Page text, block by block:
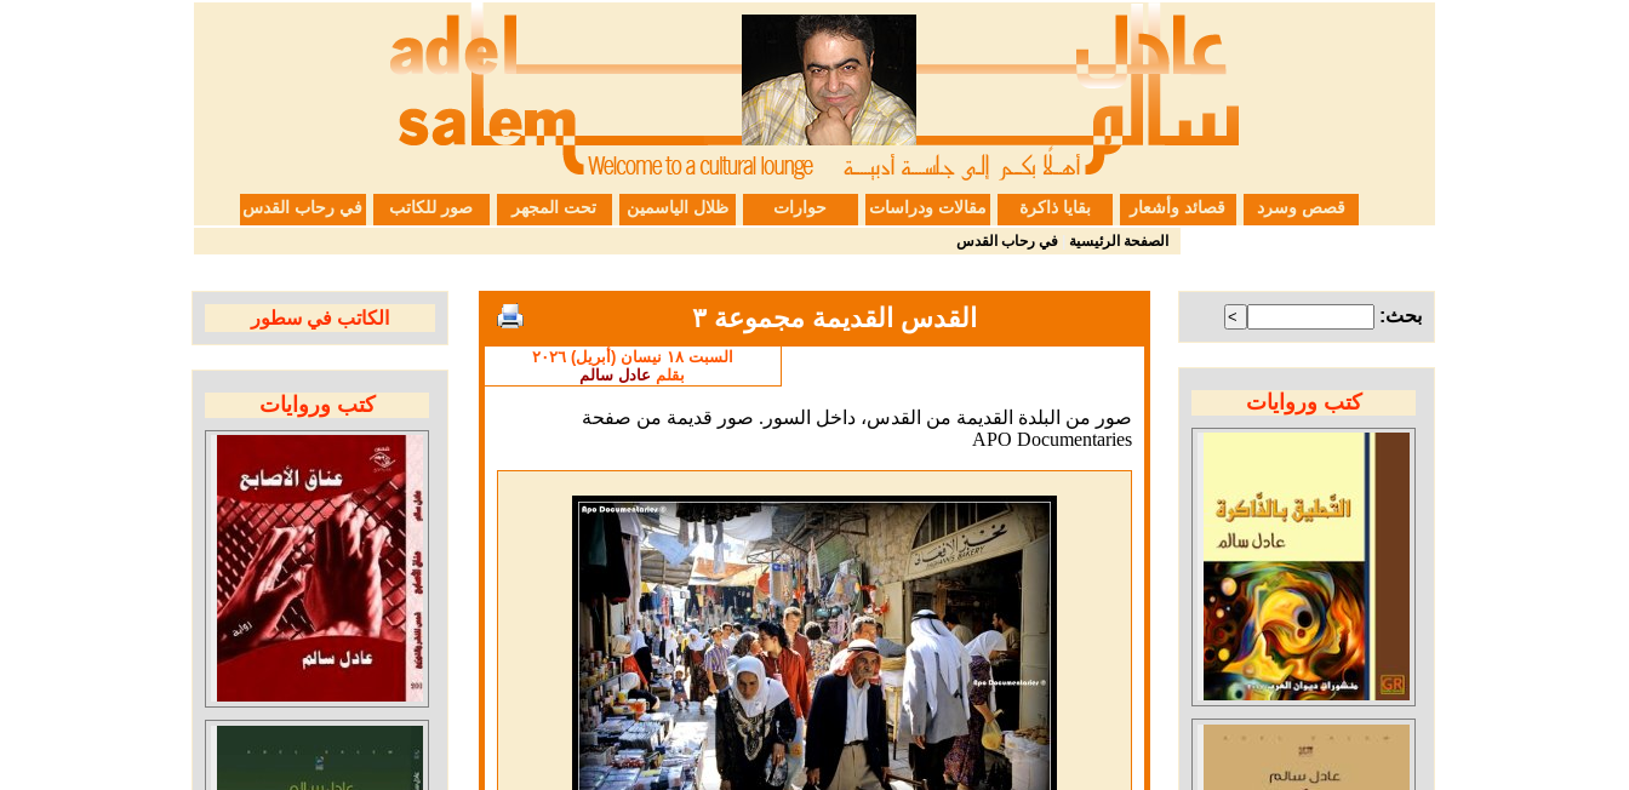
قصص وسرد قصائد وأشعار بقايا ذاكرة مقالات ودراسات حوارات ظلال الياسمين تحت المجهر صور للكاتب في رحاب القدس
الصفحة الرئيسية في رحاب القدس
بحث:
كتب وروايات
الكاتب في سطور
كتب وروايات
القدس القديمة مجموعة ٣
السبت ١٨ نيسان (أبريل) ٢٠٢٦
بقلم عادل سالم
صور من البلدة القديمة من القدس، داخل السور. صور قديمة من صفحة
APO Documentaries